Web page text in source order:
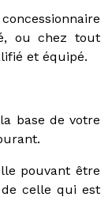
ou chez tout
et équipé.
base de votre
pouvant être
celle qui est